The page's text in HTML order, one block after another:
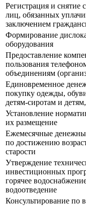
Регистрация и снятие
лиц, обязанных
заключением
Формирование
оборудования
Предоставление
пользования
объединениям
Единовременное
покупку одежды,
детям-сиротам и
Установление
их размещение
Ежемесячные
по достижению
старости
Утверждение
инвестиционных
горячее
водоотведение
Консультирование по